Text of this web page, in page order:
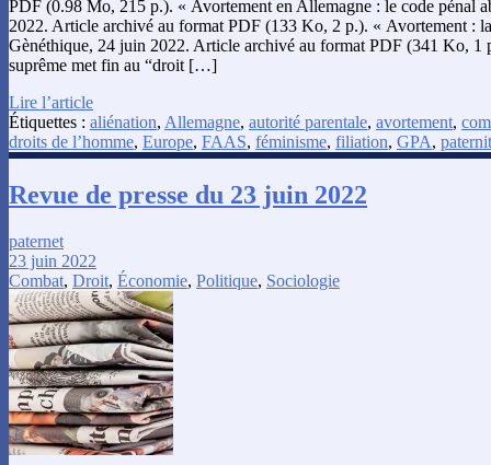
PDF (0.98 Mo, 215 p.). « Avortement en Allemagne : le code pénal
2022. Article archivé au format PDF (133 Ko, 2 p.). « Avortement :
Gènéthique, 24 juin 2022. Article archivé au format PDF (341 Ko, 1
suprême met fin au “droit […]
Lire l’article
Étiquettes : aliénation, Allemagne, autorité parentale, avortement,
droits de l’homme, Europe, FAAS, féminisme, filiation, GPA,
Revue de presse du 23 juin 2022
paternet
23 juin 2022
Combat, Droit, Économie, Politique, Sociologie